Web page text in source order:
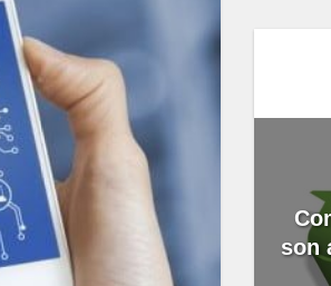
son